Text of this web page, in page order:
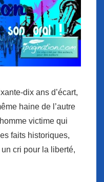
dix ans d’écart,
haine de l’autre
victime qui
faits historiques,
cri pour la liberté,